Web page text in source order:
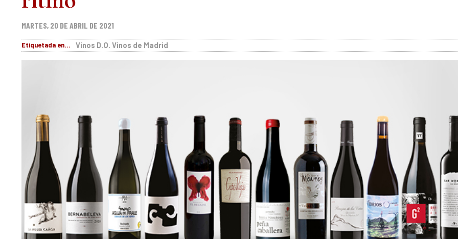
MARTES, 20 DE ABRIL DE 2021
Etiquetada en... Vinos D.O. Vinos de Madrid